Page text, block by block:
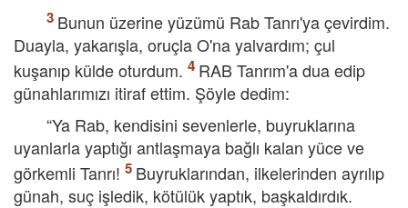
Bunun üzerine yüzümü Rab Tanrı'ya çevirdim.
Duayla, yakarışla, oruçla O'na yalvardım; çul
kuşanıp külde oturdum.
RAB Tanrım'a dua edip
günahlarımızı itiraf ettim. Şöyle dedim:
“Ya Rab, kendisini sevenlerle, buyruklarına
uyanlarla yaptığı antlaşmaya bağlı kalan yüce ve
görkemli Tanrı!
Buyruklarından, ilkelerinden ayrılıp
günah, suç işledik, kötülük yaptık, başkaldırdık.